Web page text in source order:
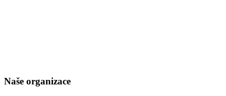
Naše organizace